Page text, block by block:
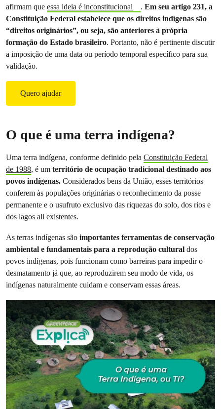
afirmam que essa ideia é inconstitucional . Em seu artigo 231, a
Constituição Federal estabelece que os direitos indígenas são
“direitos originários”, ou seja, são anteriores à própria
formação do Estado brasileiro. Portanto, não é pertinente discutir
a imposição de uma data ou período temporal específico para sua
validação.
Quero ajudar
O que é uma terra indígena?
Uma terra indígena, conforme definido pela Constituição Federal
de 1988, é um território de ocupação tradicional destinado aos
povos indígenas. Considerados bens da União, esses territórios
conferem às populações originárias o reconhecimento da posse
permanente e o usufruto exclusivo das riquezas do solo, dos rios e
dos lagos ali existentes.
As terras indígenas são importantes ferramentas de conservação
ambiental e fundamentais para a reprodução cultural dos
povos indígenas, pois funcionam como barreiras para impedir o
desmatamento já que, ao reproduzirem seu modo de vida, os
indígenas naturalmente cuidam e conservam essas áreas.